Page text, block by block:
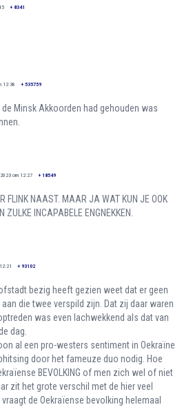
+ 8341
12:38 + 535759
Minsk Akkoorden had gehouden was
2023 om 12:27 + 18549
FLINK NAAST. MAAR JA WAT KUN JE OOK
ZULKE INCAPABELE ENGNEKKEN.
+ 93102
bezig heeft gezien weet dat er geen
die twee verspild zijn. Dat zij daar waren
was even lachwekkend als dat van
dag.
al een pro-westers sentiment in Oekraïne
door het fameuze duo nodig. Hoe
BEVOLKING of men zich wel of niet
zit het grote verschil met de hier veel
de Oekraïense bevolking helemaal